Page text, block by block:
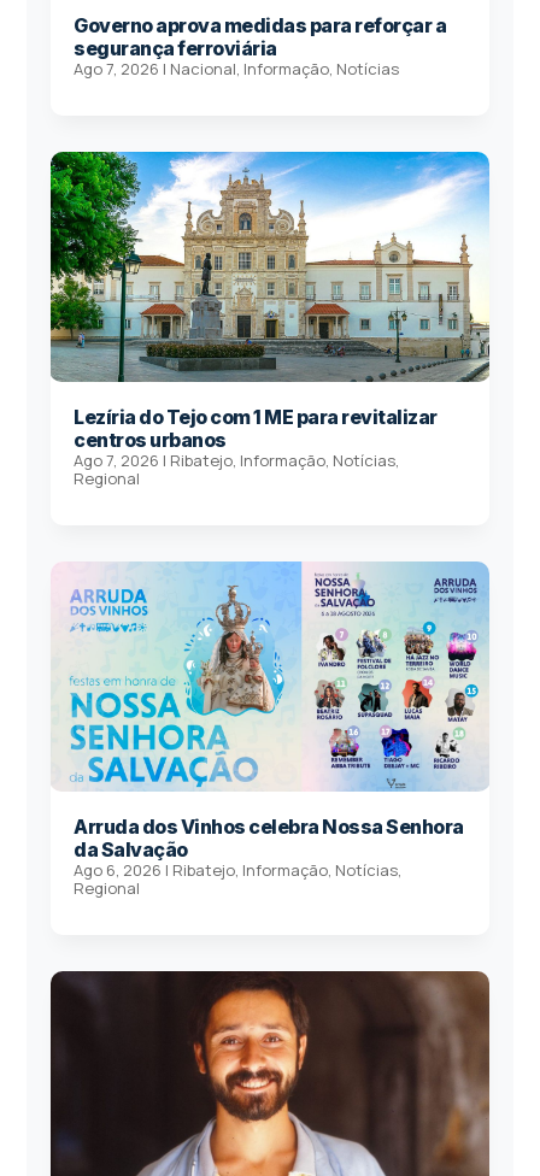
Governo aprova medidas para reforçar a
segurança ferroviária
Ago 7, 2026 | Nacional, Informação, Notícias
Lezíria do Tejo com 1 ME para revitalizar
centros urbanos
Ago 7, 2026 | Ribatejo, Informação, Notícias,
Regional
Arruda dos Vinhos celebra Nossa Senhora
da Salvação
Ago 6, 2026 | Ribatejo, Informação, Notícias,
Regional